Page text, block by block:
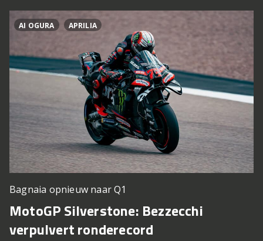
AI OGURA APRILIA
Bagnaia opnieuw naar Q1
MotoGP Silverstone: Bezzecchi
verpulvert ronderecord